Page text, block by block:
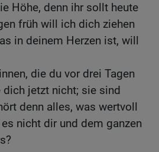
Höhe, denn ihr sollt heute
früh will ich dich ziehen
in deinem Herzen ist, will
die du vor drei Tagen
dich jetzt nicht; sie sind
denn alles, was wertvoll
nicht dir und dem ganzen